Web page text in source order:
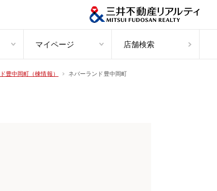
マイページ 店舗検索
豊中岡町（棟情報） ネバーランド豊中岡町